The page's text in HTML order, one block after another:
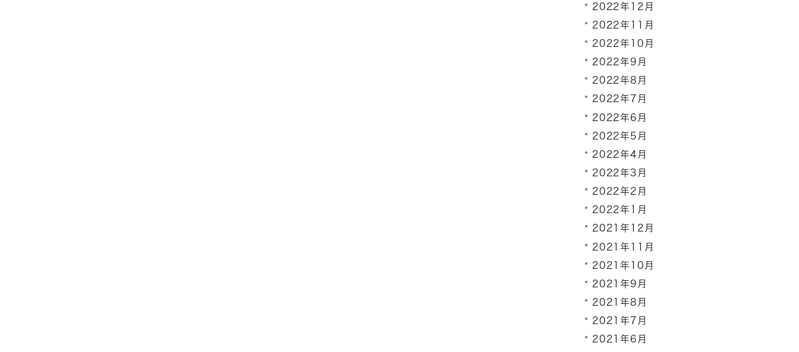
2022年12月
2022年11月
2022年10月
2022年9月
2022年8月
2022年7月
2022年6月
2022年5月
2022年4月
2022年3月
2022年2月
2022年1月
2021年12月
2021年11月
2021年10月
2021年9月
2021年8月
2021年7月
2021年6月